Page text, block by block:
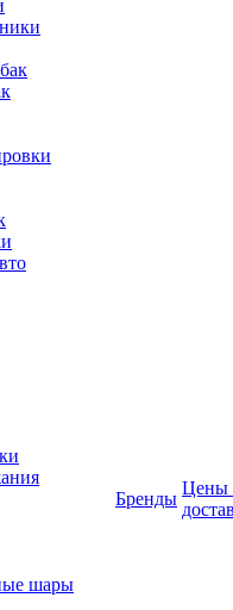
шары
Бренды
Цены